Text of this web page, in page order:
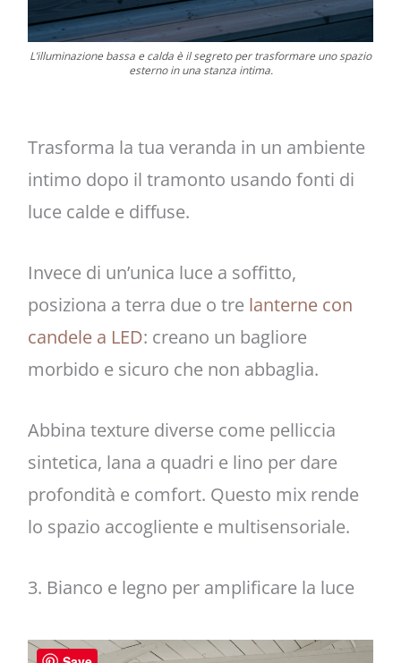
L’illuminazione bassa e calda è il segreto per trasformare uno spazio
esterno in una stanza intima.
Trasforma la tua veranda in un ambiente
intimo dopo il tramonto usando fonti di
luce calde e diffuse.
Invece di un’unica luce a soffitto,
posiziona a terra due o tre lanterne con
candele a LED: creano un bagliore
morbido e sicuro che non abbaglia.
Abbina texture diverse come pelliccia
sintetica, lana a quadri e lino per dare
profondità e comfort. Questo mix rende
lo spazio accogliente e multisensoriale.
3. Bianco e legno per amplificare la luce